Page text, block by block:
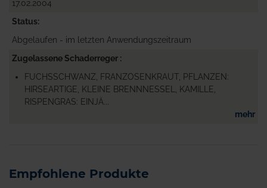
17.02.2004
Status
Abgelaufen - im letzten Anwendungszeitraum
Zugelassene Schaderreger
FUCHSSCHWANZ, FRANZOSENKRAUT, PFLANZEN:
HIRSEARTIGE, KLEINE BRENNNESSEL, KAMILLE,
RISPENGRAS: EINJÄ...
mehr
Empfohlene Produkte